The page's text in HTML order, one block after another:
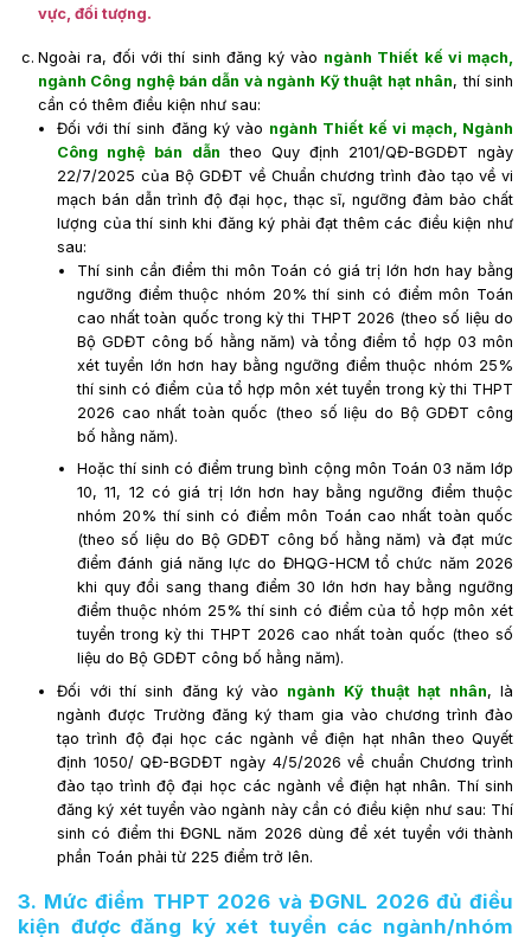
vực, đối tượng.
Ngoài ra, đối với thí sinh đăng ký vào ngành Thiết kế vi mạch,
ngành Công nghệ bán dẫn và ngành Kỹ thuật hạt nhân, thí sinh
cần có thêm điều kiện như sau:
Đối với thí sinh đăng ký vào ngành Thiết kế vi mạch, Ngành
Công nghệ bán dẫn theo Quy định 2101/QĐ-BGDĐT ngày
22/7/2025 của Bộ GDĐT về Chuẩn chương trình đào tạo về vi
mạch bán dẫn trình độ đại học, thạc sĩ, ngưỡng đảm bảo chất
lượng của thí sinh khi đăng ký phải đạt thêm các điều kiện như
sau:
Thí sinh cần điểm thi môn Toán có giá trị lớn hơn hay bằng
ngưỡng điểm thuộc nhóm 20% thí sinh có điểm môn Toán
cao nhất toàn quốc trong kỳ thi THPT 2026 (theo số liệu do
Bộ GDĐT công bố hằng năm) và tổng điểm tổ hợp 03 môn
xét tuyển lớn hơn hay bằng ngưỡng điểm thuộc nhóm 25%
thí sinh có điểm của tổ hợp môn xét tuyển trong kỳ thi THPT
2026 cao nhất toàn quốc (theo số liệu do Bộ GDĐT công
bố hằng năm).
Hoặc thí sinh có điểm trung bình cộng môn Toán 03 năm lớp
10, 11, 12 có giá trị lớn hơn hay bằng ngưỡng điểm thuộc
nhóm 20% thí sinh có điểm môn Toán cao nhất toàn quốc
(theo số liệu do Bộ GDĐT công bố hằng năm) và đạt mức
điểm đánh giá năng lực do ĐHQG-HCM tổ chức năm 2026
khi quy đổi sang thang điểm 30 lớn hơn hay bằng ngưỡng
điểm thuộc nhóm 25% thí sinh có điểm của tổ hợp môn xét
tuyển trong kỳ thi THPT 2026 cao nhất toàn quốc (theo số
liệu do Bộ GDĐT công bố hằng năm).
Đối với thí sinh đăng ký vào ngành Kỹ thuật hạt nhân, là
ngành được Trường đăng ký tham gia vào chương trình đào
tạo trình độ đại học các ngành về điện hạt nhân theo Quyết
định 1050/ QĐ-BGDĐT ngày 4/5/2026 về chuẩn Chương trình
đào tạo trình độ đại học các ngành về điện hạt nhân. Thí sinh
đăng ký xét tuyển vào ngành này cần có điều kiện như sau: Thí
sinh có điểm thi ĐGNL năm 2026 dùng để xét tuyển với thành
phần Toán phải từ 225 điểm trở lên.
3. Mức điểm THPT 2026 và ĐGNL 2026 đủ điều
kiện được đăng ký xét tuyển các ngành/nhóm